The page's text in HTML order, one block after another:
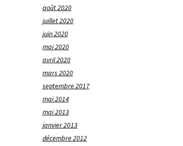
août 2020
juillet 2020
juin 2020
mai 2020
avril 2020
mars 2020
septembre 2017
mai 2014
mai 2013
janvier 2013
décembre 2012